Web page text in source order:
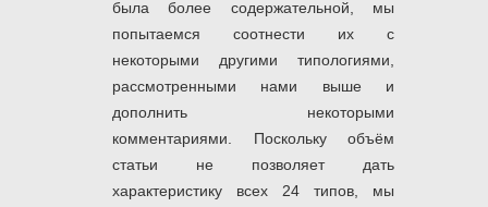
была более содержательной, мы
попытаемся соотнести их с
некоторыми другими типологиями,
рассмотренными нами выше и
дополнить некоторыми
комментариями. Поскольку объём
статьи не позволяет дать
характеристику всех 24 типов, мы